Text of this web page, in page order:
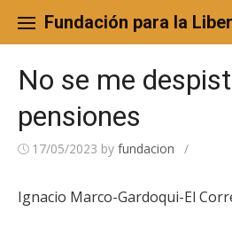
content
Fundación para la
No se me
pensiones
17/05/2023 by fundacion /
Ignacio Marco-Gardoqui-El